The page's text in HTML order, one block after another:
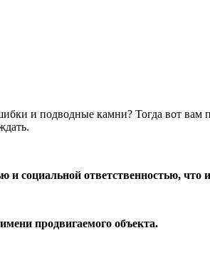
и подводные камни? Тогда вот
социальной ответственностью, что
продвигаемого объекта.